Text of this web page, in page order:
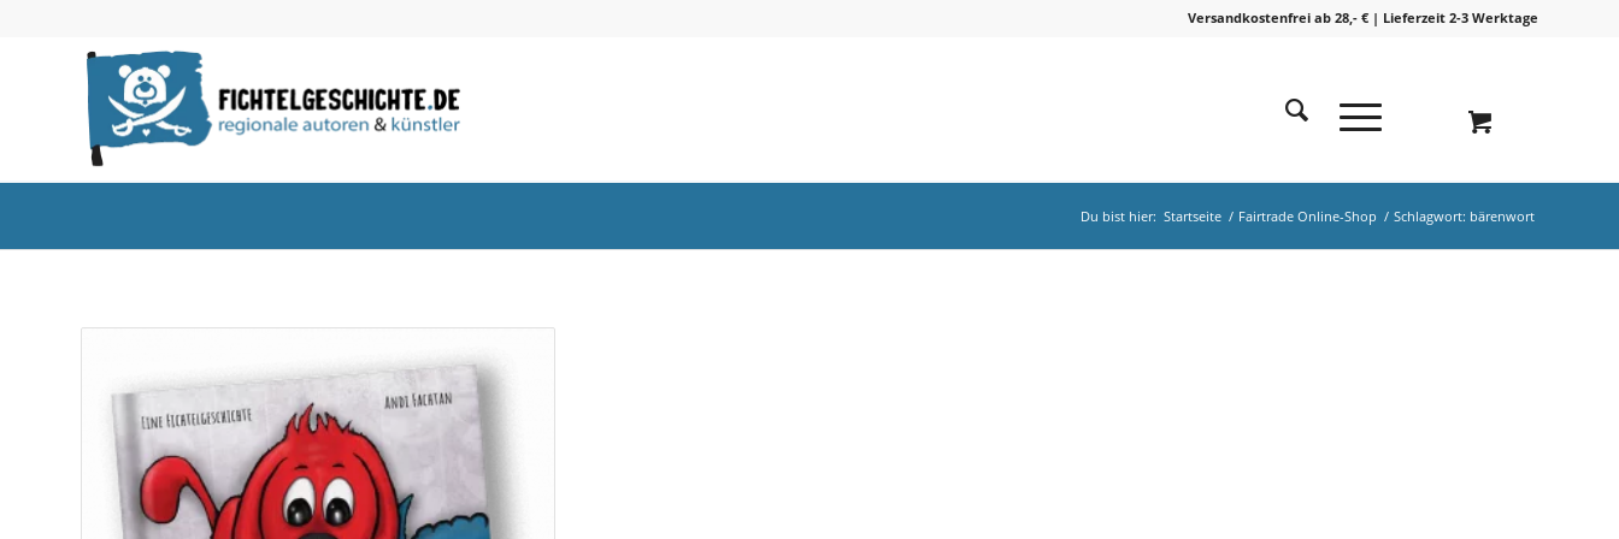
Versandkostenfrei ab 28,- € | Lieferzeit 2-3 Werktage
Du bist hier: Startseite / Fairtrade Online-Shop / Schlagwort: bärenwort